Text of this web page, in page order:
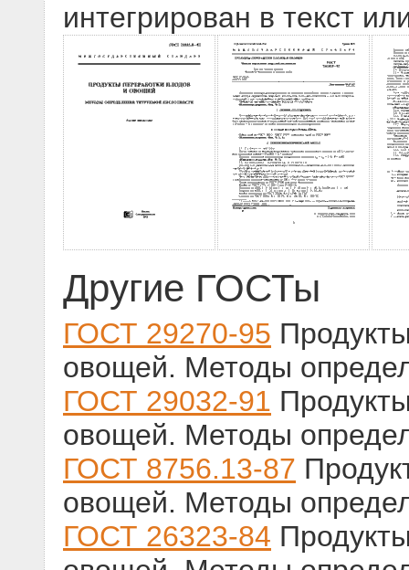
интегрирован в текст
Другие ГОСТы
ГОСТ 29270-95
овощей. Методы
ГОСТ 29032-91
овощей. Методы
ГОСТ 8756.13-87
овощей. Методы
ГОСТ 26323-84